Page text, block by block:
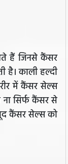
हैं जिनसे कैंसर
है। काली हल्दी
में कैंसर सेल्स
सिर्फ कैंसर से
कैंसर सेल्स को